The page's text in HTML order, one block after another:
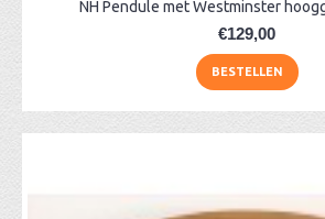
NH Pendule met Westminster
€129,00
BESTELLEN